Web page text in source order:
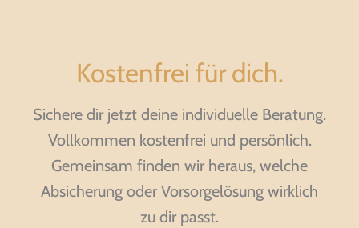
Kostenfrei für dich.
Sichere dir jetzt deine individuelle Beratung.
Vollkommen kostenfrei und persönlich.
Gemeinsam finden wir heraus, welche
Absicherung oder Vorsorgelösung wirklich
zu dir passt.